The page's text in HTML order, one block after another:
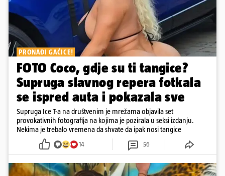
PRONAĐI GAĆICE!
FOTO Coco, gdje su ti tangice?
Supruga slavnog repera fotkala
se ispred auta i pokazala sve
Supruga Ice T-a na društvenim je mrežama objavila set
provokativnih fotografija na kojima je pozirala u seksi izdanju.
Nekima je trebalo vremena da shvate da ipak nosi tangice
14 56